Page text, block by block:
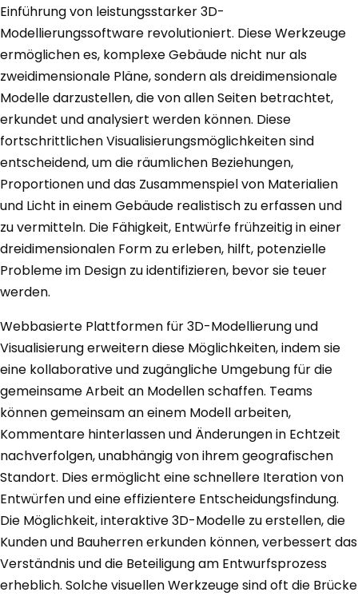
Einführung von leistungsstarker 3D-
Modellierungssoftware revolutioniert. Diese Werkzeuge
ermöglichen es, komplexe Gebäude nicht nur als
zweidimensionale Pläne, sondern als dreidimensionale
Modelle darzustellen, die von allen Seiten betrachtet,
erkundet und analysiert werden können. Diese
fortschrittlichen Visualisierungsmöglichkeiten sind
entscheidend, um die räumlichen Beziehungen,
Proportionen und das Zusammenspiel von Materialien
und Licht in einem Gebäude realistisch zu erfassen und
zu vermitteln. Die Fähigkeit, Entwürfe frühzeitig in einer
dreidimensionalen Form zu erleben, hilft, potenzielle
Probleme im Design zu identifizieren, bevor sie teuer
werden.
Webbasierte Plattformen für 3D-Modellierung und
Visualisierung erweitern diese Möglichkeiten, indem sie
eine kollaborative und zugängliche Umgebung für die
gemeinsame Arbeit an Modellen schaffen. Teams
können gemeinsam an einem Modell arbeiten,
Kommentare hinterlassen und Änderungen in Echtzeit
nachverfolgen, unabhängig von ihrem geografischen
Standort. Dies ermöglicht eine schnellere Iteration von
Entwürfen und eine effizientere Entscheidungsfindung.
Die Möglichkeit, interaktive 3D-Modelle zu erstellen, die
Kunden und Bauherren erkunden können, verbessert das
Verständnis und die Beteiligung am Entwurfsprozess
erheblich. Solche visuellen Werkzeuge sind oft die Brücke